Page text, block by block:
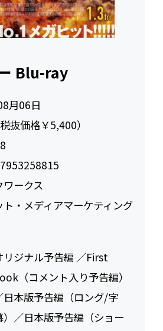
Blu-ray
月06日
抜価格￥5,400）
ワークス
ト・メディアマーケティング
リジナル予告編 ／First
（コメント入り予告編）
日本版予告編（ロング/字
）／日本版予告編（ショー